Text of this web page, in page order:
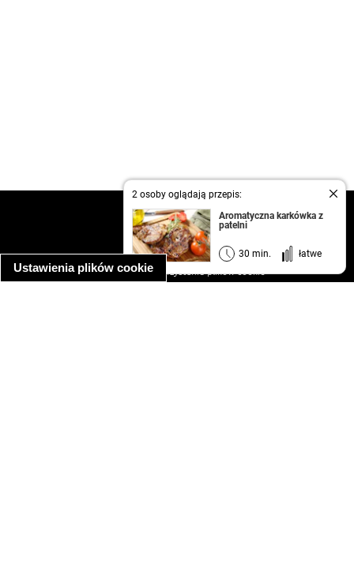
Ustawienia plików cookie
2 osoby oglądają przepis:
Aromatyczna karkówka z
patelni
30 min. łatwe
kontakt
regulamin
informacja o prywatności
informacja o wykorzystaniu plików cookie